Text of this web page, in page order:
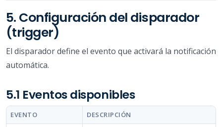
5. Configuración del disparador
(trigger)
El disparador define el evento que activará la notificación
automática.
5.1 Eventos disponibles
EVENTO DESCRIPCIÓN